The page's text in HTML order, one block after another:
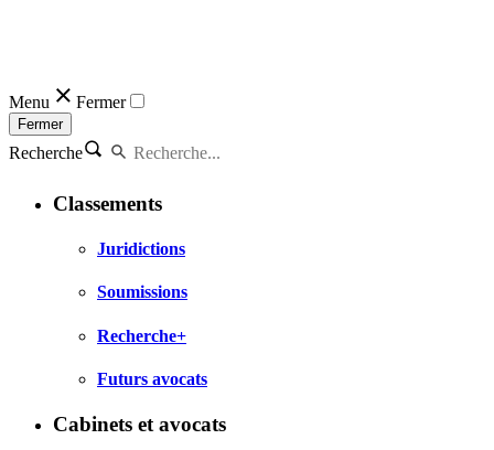
Menu Fermer
Fermer
Recherche
Classements
Juridictions
Soumissions
Recherche+
Futurs avocats
Cabinets et avocats